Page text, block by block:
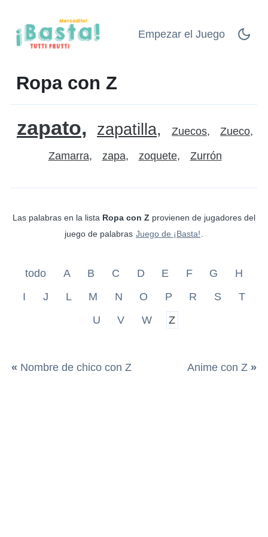
Empezar el Juego
Ropa con Z
zapato zapatilla Zuecos Zueco
Zamarra zapa zoquete Zurrón
Las palabras en la lista Ropa con Z provienen de jugadores del
juego de palabras Juego de ¡Basta!
todo A B C D E F G
H
I
J L M N O P R S
T
U
V W Z
« Nombre de chico con Z Anime con Z »